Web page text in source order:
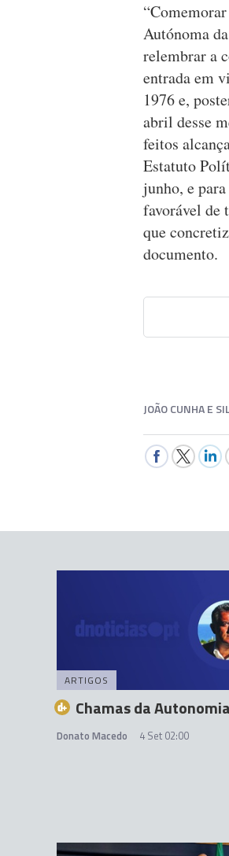
Autónoma
relembrar a
entrada em
1976 e,
abril desse
feitos
Estatuto
junho, e
favorável de
que
documento.
JOÃO CUNHA E
ARTIGOS
Chamas da Autonomia
Donato Macedo 4 Set 02:00